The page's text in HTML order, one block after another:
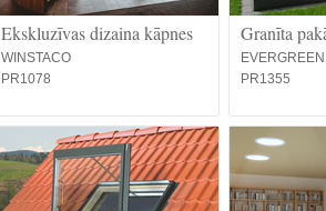
Ekskluzīvas dizaina kāpnes
WINSTACO
PR1078
Granīta
EVERGREEN
PR1355